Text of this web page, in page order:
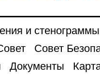
и стенограммы
Совет
Документы